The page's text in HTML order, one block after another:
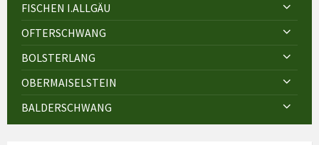
FISCHEN I.ALLGÄU
OFTERSCHWANG
BOLSTERLANG
OBERMAISELSTEIN
BALDERSCHWANG